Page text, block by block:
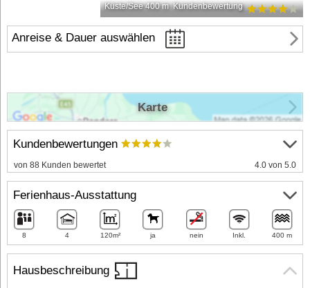
Küste/See 400 m Kundenbewertung
Anreise & Dauer auswählen
Hausbeschreibung
Kundenbewertungen
von 88 Kunden bewertet 4.0 von 5.0
Ferienhaus-Ausstattung
8 4 120m² ja nein Inkl. 400 m
Karte